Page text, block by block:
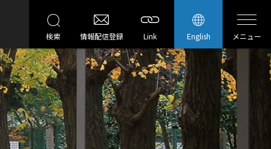
検索 情報配信登録 Link English メニュー